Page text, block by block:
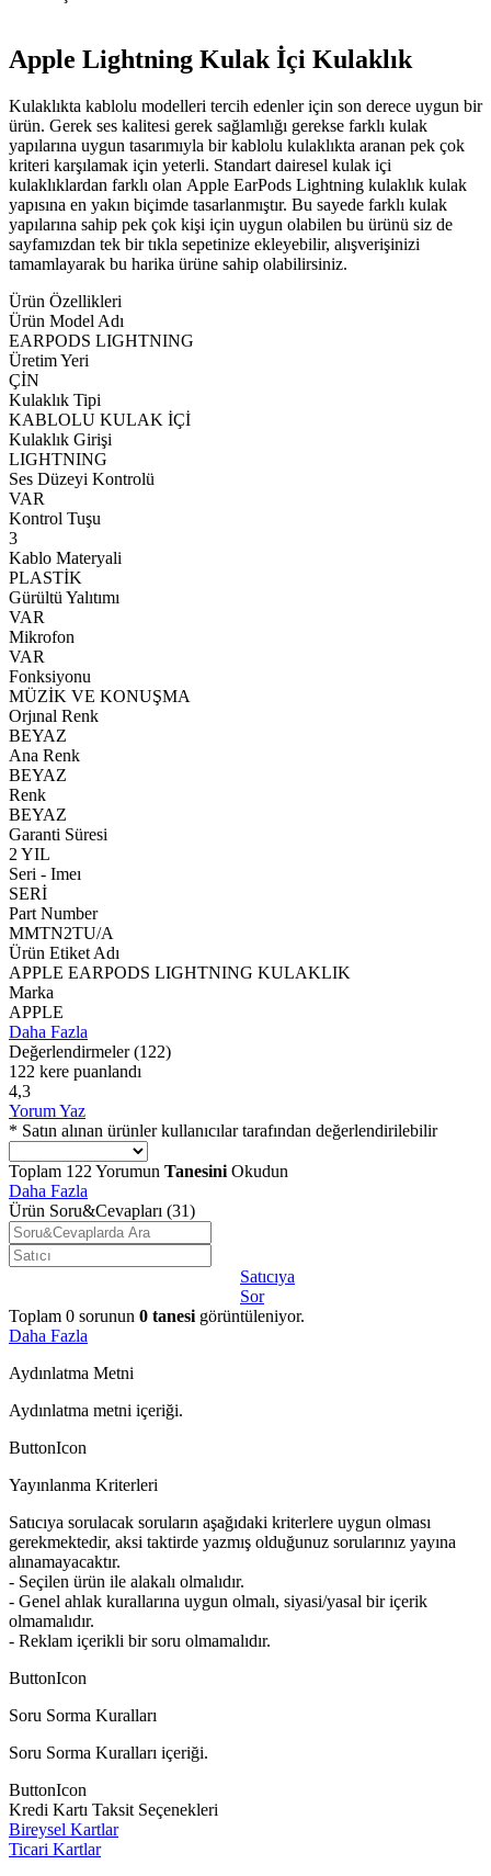
Apple Lightning Kulak İçi Kulaklık
Kulaklıkta kablolu modelleri tercih edenler için son derece uygun bir
ürün. Gerek ses kalitesi gerek sağlamlığı gerekse farklı kulak
yapılarına uygun tasarımıyla bir kablolu kulaklıkta aranan pek çok
kriteri karşılamak için yeterli. Standart dairesel kulak içi
kulaklıklardan farklı olan Apple EarPods Lightning kulaklık kulak
yapısına en yakın biçimde tasarlanmıştır. Bu sayede farklı kulak
yapılarına sahip pek çok kişi için uygun olabilen bu ürünü siz de
sayfamızdan tek bir tıkla sepetinize ekleyebilir, alışverişinizi
tamamlayarak bu harika ürüne sahip olabilirsiniz.
Ürün Özellikleri
Ürün Model Adı
EARPODS LIGHTNING
Üretim Yeri
ÇİN
Kulaklık Tipi
KABLOLU KULAK İÇİ
Kulaklık Girişi
LIGHTNING
Ses Düzeyi Kontrolü
VAR
Kontrol Tuşu
3
Kablo Materyali
PLASTİK
Gürültü Yalıtımı
VAR
Mikrofon
VAR
Fonksiyonu
MÜZİK VE KONUŞMA
Orjınal Renk
BEYAZ
Ana Renk
BEYAZ
Renk
BEYAZ
Garanti Süresi
2 YIL
Seri - Imeı
SERİ
Part Number
MMTN2TU/A
Ürün Etiket Adı
APPLE EARPODS LIGHTNING KULAKLIK
Marka
APPLE
Daha Fazla
Değerlendirmeler (122)
122 kere puanlandı
4,3
Yorum Yaz
* Satın alınan ürünler kullanıcılar tarafından değerlendirilebilir
Toplam 122 Yorumun Tanesini Okudun
Daha Fazla
Ürün Soru&Cevapları (31)
Satıcıya
Sor
Toplam 0 sorunun 0 tanesi görüntüleniyor.
Daha Fazla
Aydınlatma Metni
Aydınlatma metni içeriği.
ButtonIcon
Yayınlanma Kriterleri
Satıcıya sorulacak soruların aşağıdaki kriterlere uygun olması
gerekmektedir, aksi taktirde yazmış olduğunuz sorularınız yayına
alınamayacaktır.
- Seçilen ürün ile alakalı olmalıdır.
- Genel ahlak kurallarına uygun olmalı, siyasi/yasal bir içerik
olmamalıdır.
- Reklam içerikli bir soru olmamalıdır.
ButtonIcon
Soru Sorma Kuralları
Soru Sorma Kuralları içeriği.
ButtonIcon
Kredi Kartı Taksit Seçenekleri
Bireysel Kartlar
Ticari Kartlar